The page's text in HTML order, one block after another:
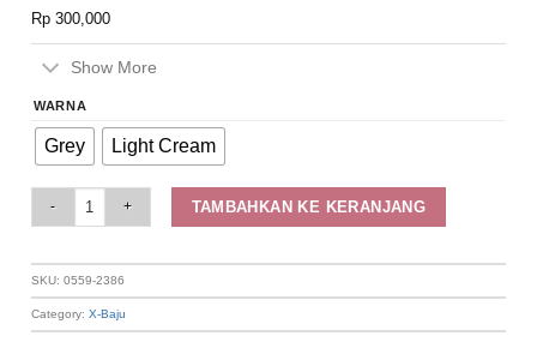
Rp 300,000
Show More
WARNA
Grey Light Cream
TAMBAHKAN KE KERANJANG
SKU:0559-2386
Category:X-Baju